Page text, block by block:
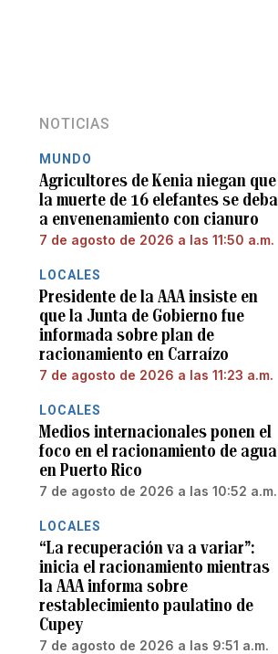
NOTICIAS
MUNDO
Agricultores de Kenia niegan que
la muerte de 16 elefantes se deba
a envenenamiento con cianuro
7 de agosto de 2026 a las 11:50 a.m.
LOCALES
Presidente de la AAA insiste en
que la Junta de Gobierno fue
informada sobre plan de
racionamiento en Carraízo
7 de agosto de 2026 a las 11:23 a.m.
LOCALES
Medios internacionales ponen el
foco en el racionamiento de agua
en Puerto Rico
7 de agosto de 2026 a las 10:52 a.m.
LOCALES
“La recuperación va a variar”:
inicia el racionamiento mientras
la AAA informa sobre
restablecimiento paulatino de
Cupey
7 de agosto de 2026 a las 9:51 a.m.